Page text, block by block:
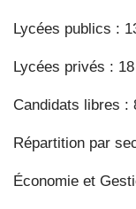
Lycées publics :
Lycées privés :
Candidats libres :
Répartition par
Économie et